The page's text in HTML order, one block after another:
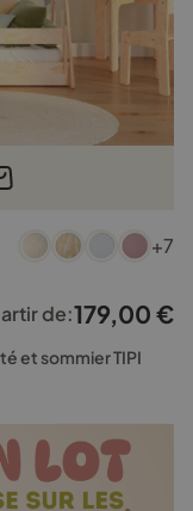
+7
de:179,00 €
et sommier TIPI